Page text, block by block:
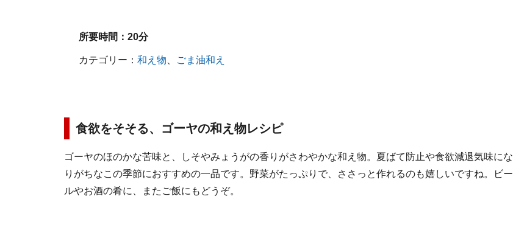
所要時間： 20分
カテゴリー： 和え物 ごま油和え
食欲をそそる、ゴーヤの和え物レシピ
ゴーヤのほのかな苦味と、しそやみょうがの香りがさわやかな和え物。夏ばて防止や食欲減退気味にな
りがちなこの季節におすすめの一品です。野菜がたっぷりで、ささっと作れるのも嬉しいですね。ビー
ルやお酒の肴に、またご飯にもどうぞ。